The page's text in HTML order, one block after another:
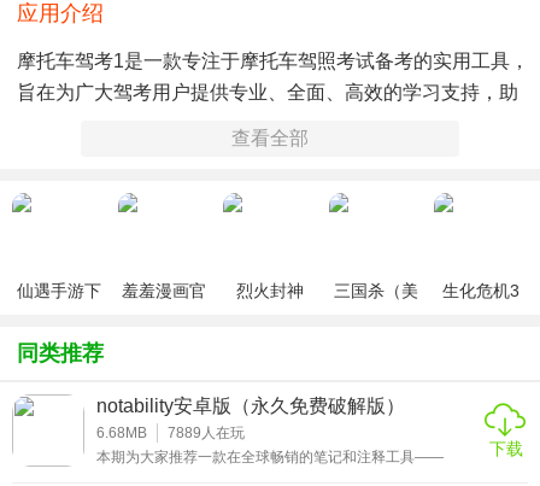
应用介绍
摩托车驾考1是一款专注于摩托车驾照考试备考的实用工具，
旨在为广大驾考用户提供专业、全面、高效的学习支持，助
习，再到考试后的成绩查询、驾照申领指导，都能提供贴心
体系，将繁杂的交通法规、安全知识进行系统化整理，通过
理解并记忆。同时，应用的题库会紧跟全国及各地方的考试
考点高度契合。
应用特色
查看全部
仙遇手游下
羞羞漫画官
烈火封神
三国杀（美
生化危机3
同类推荐
notability安卓版（永久免费破解版）
6.68MB 7889 人在玩
本期为大家推荐一款在全球畅销的笔记和注释工具——
下载